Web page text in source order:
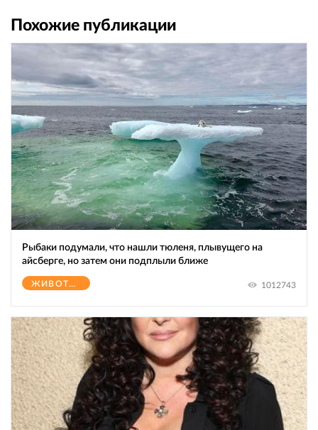
Похожие публикации
Рыбаки подумали, что нашли тюленя, плывущего на
айсберге, но затем они подплыли ближе
ЖИВОТНЫЕ 1012743